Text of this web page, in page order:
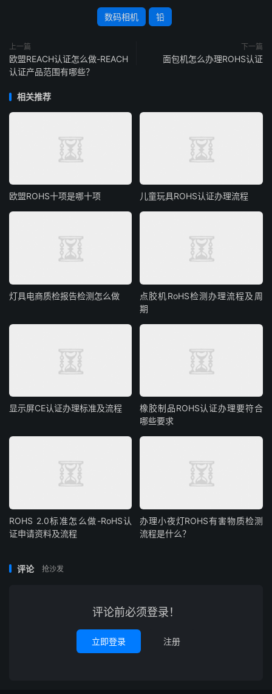
数码相机 铅
上一篇
欧盟REACH认证怎么做-REACH
认证产品范围有哪些？
下一篇
面包机怎么办理ROHS认证
相关推荐
欧盟ROHS十项是哪十项 儿童玩具ROHS认证办理流程
灯具电商质检报告检测怎么做
点胶机RoHS检测办理流程及周
期
显示屏CE认证办理标准及流程
橡胶制品ROHS认证办理要符合
哪些要求
ROHS 2.0标准怎么做-RoHS认
证申请资料及流程
办理小夜灯ROHS有害物质检测
流程是什么？
评论 抢沙发
评论前必须登录！
立即登录 注册